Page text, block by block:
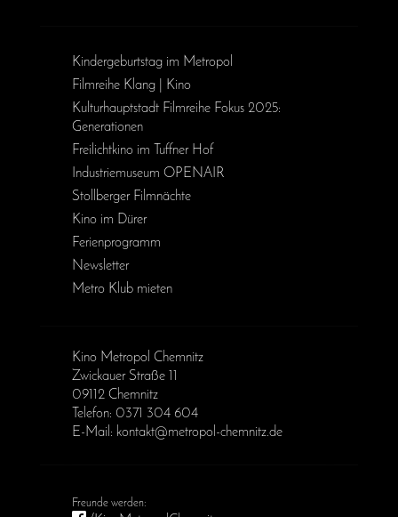
Kinder­geburts­tag im Metropol
Filmreihe Klang | Kino
Kulturhauptstadt Filmreihe Fokus 2025:
Generationen
Freilichtkino im Tuffner Hof
Industriemuseum OPENAIR
Stollberger Filmnächte
Kino im Dürer
Ferienprogramm
Newsletter
Metro Klub mieten
Kino Metropol Chemnitz
Zwickauer Straße 11
09112 Chemnitz
Telefon: 0371 304 604
E-Mail: kontakt@metropol-chemnitz.de